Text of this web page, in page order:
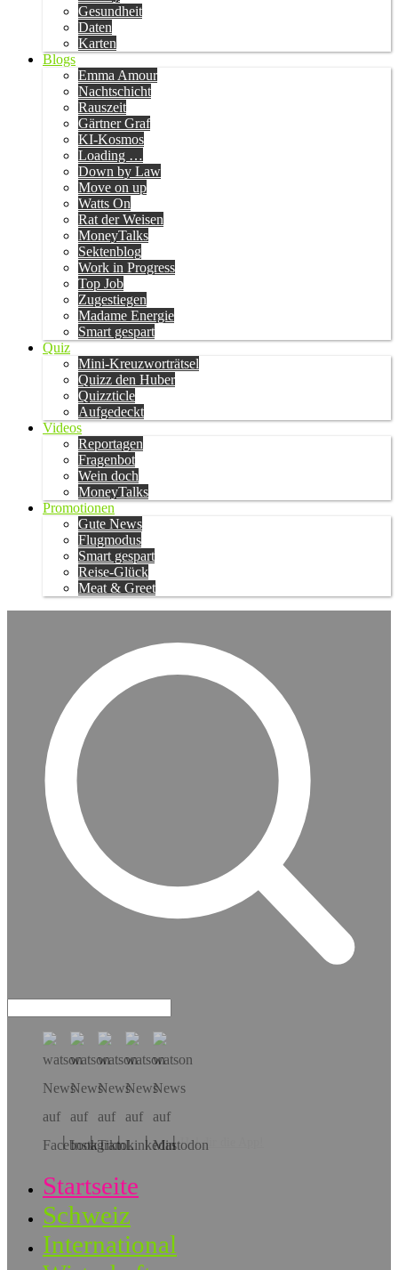
Gesundheit
Daten
Karten
Blogs
Emma Amour
Nachtschicht
Rauszeit
Gärtner Graf
KI-Kosmos
Loading …
Down by Law
Move on up
Watts On
Rat der Weisen
MoneyTalks
Sektenblog
Work in Progress
Top Job
Zugestiegen
Madame Energie
Smart gespart
Quiz
Mini-Kreuzworträtsel
Quizz den Huber
Quizzticle
Aufgedeckt
Videos
Reportagen
Fragenbot
Wein doch
MoneyTalks
Promotionen
Gute News
Flugmodus
Smart gespart
Reise-Glück
Meat & Greet
Hol dir die App!
Startseite
Schweiz
International